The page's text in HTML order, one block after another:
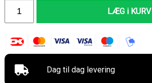
LÆG i KURV
Dag til dag levering